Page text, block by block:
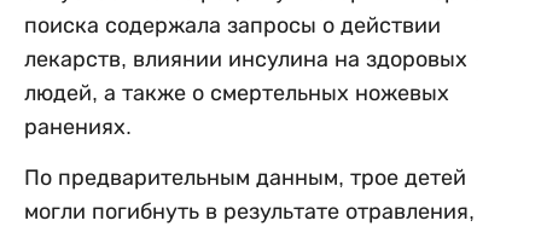
поиска содержала запросы о действии
лекарств, влиянии инсулина на здоровых
людей, а также о смертельных ножевых
ранениях.
По предварительным данным, трое детей
могли погибнуть в результате отравления,